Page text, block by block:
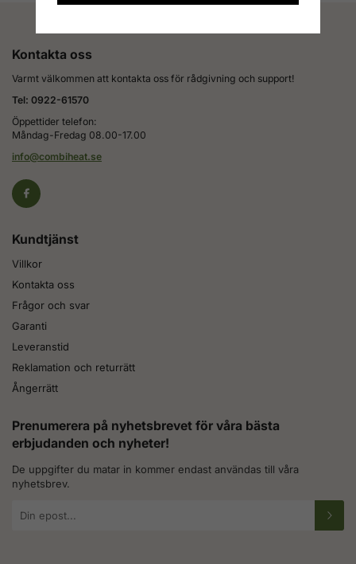
Kontakta oss
Varmt välkommen att kontakta oss för rådgivning och support!
Tel: 0922-61570
Öppettider telefon:
Måndag-Fredag 08.00-17.00
info@combiheat.se
Kundtjänst
Villkor
Kontakta oss
Frågor och svar
Garanti
Leveranstid
Reklamation och returrätt
Ångerrätt
Prenumerera på nyhetsbrevet för våra bästa
erbjudanden och nyheter!
De uppgifter du matar in kommer endast användas till våra
nyhetsbrev.
postadress